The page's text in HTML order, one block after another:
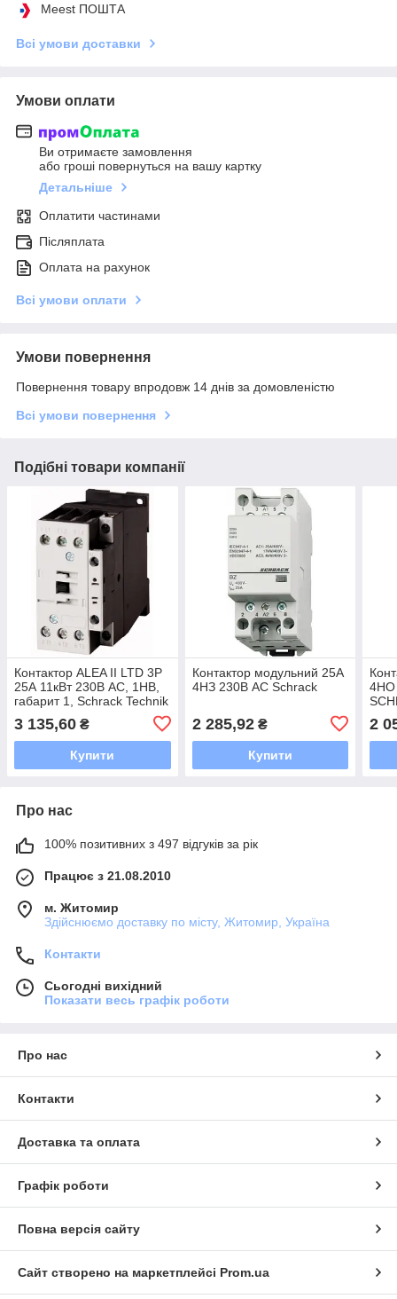
Meest ПОШТА
Всі умови доставки
Умови оплати
Ви отримаєте замовлення
або гроші повернуться на вашу картку
Детальніше
Оплатити частинами
Післяплата
Оплата на рахунок
Всі умови оплати
Умови повернення
Повернення товару впродовж 14 днів за домовленістю
Всі умови повернення
Подібні товари компанії
Контактор ALEA II LTD 3P
25А 11кВт 230В AC, 1НВ,
габарит 1, Schrack Technik
3 135,60 ₴
Купити
Контактор модульний 25А
4НЗ 230В AC Schrack
2 285,92₴
Купити
4НО
2
Про нас
100% позитивних з 497 відгуків за рік
Працює з 21.08.2010
м. Житомир
Здійснюємо доставку по місту, Житомир, Україна
Контакти
Сьогодні вихідний
Показати весь графік роботи
Про нас
Контакти
Доставка та оплата
Графік роботи
Повна версія сайту
Сайт створено на маркетплейсі Prom.ua